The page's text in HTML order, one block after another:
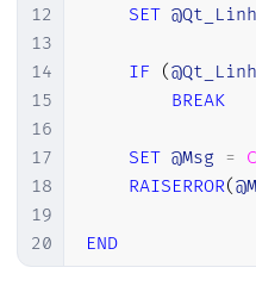
12
13
14
15
16
17
18
19
20
SET
IF (
BREAK
SET @Msg =
RAISERROR(
END